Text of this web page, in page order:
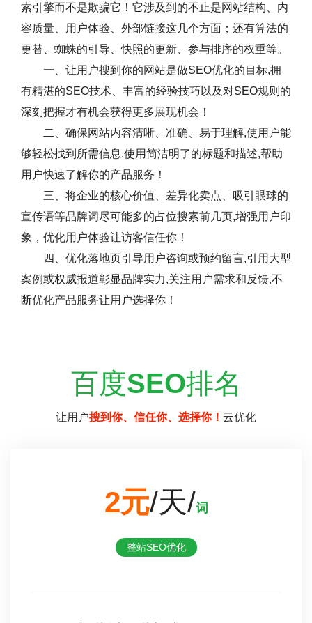
索引擎而不是欺骗它！它涉及到的不止是网站结构、内
容质量、用户体验、外部链接这几个方面；还有算法的
更替、蜘蛛的引导、快照的更新、参与排序的权重等。
一、让用户搜到你的网站是做SEO优化的目标,拥
有精湛的SEO技术、丰富的经验技巧以及对SEO规则的
深刻把握才有机会获得更多展现机会！
二、确保网站内容清晰、准确、易于理解,使用户能
够轻松找到所需信息.使用简洁明了的标题和描述,帮助
用户快速了解你的产品服务！
三、将企业的核心价值、差异化卖点、吸引眼球的
宣传语等品牌词尽可能多的占位搜索前几页,增强用户印
象，优化用户体验让访客信任你！
四、优化落地页引导用户咨询或预约留言,引用大型
案例或权威报道彰显品牌实力,关注用户需求和反馈,不
断优化产品服务让用户选择你！
百度SEO排名
让用户搜到你、信任你、选择你！ 云优化
2元/天/词
整站SEO优化